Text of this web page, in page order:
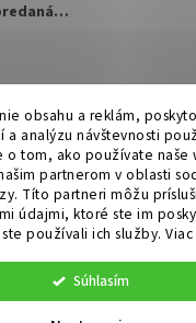
obsahu a reklám,
a analýzu návštevnosti
o tom, ako používate naše
partnerom v oblasti
Títo partneri môžu
údajmi, ktoré ste im
používali ich služby.
Súhlasím
Hurmikaki.com
Vytvoril Shoptet